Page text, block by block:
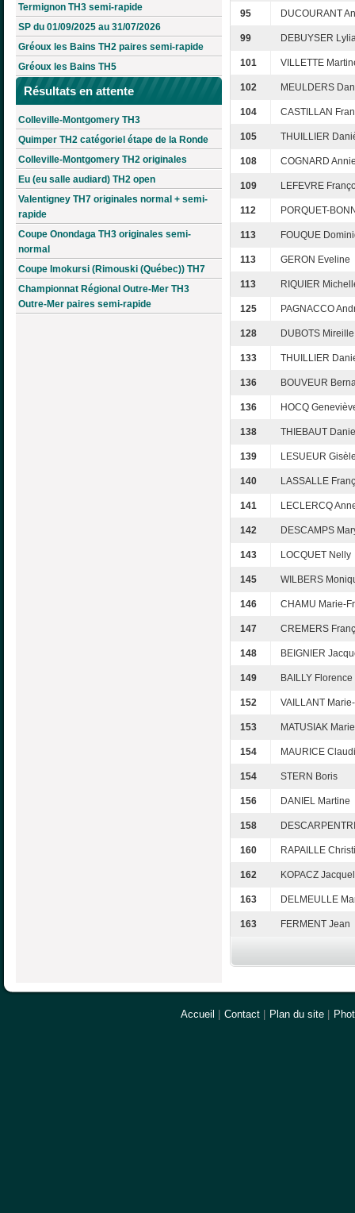
Termignon TH3 semi-rapide
SP du 01/09/2025 au 31/07/2026
Gréoux les Bains TH2 paires semi-rapide
Gréoux les Bains TH5
Résultats en attente
Colleville-Montgomery TH3
Quimper TH2 catégoriel étape de la Ronde
Colleville-Montgomery TH2 originales
Eu (eu salle audiard) TH2 open
Valentigney TH7 originales normal + semi-
rapide
Coupe Onondaga TH3 originales semi-
normal
Coupe Imokursi (Rimouski (Québec)) TH7
Championnat Régional Outre-Mer TH3
Outre-Mer paires semi-rapide
95 DUCOURANT
99 DEBUYSER
101 VILLETTE
102 MEULDERS
104 CASTILLAN
105 THUILLIER
108 COGNARD
109 LEFEVRE
112 PORQUET-
113 FOUQUE
113 GERON Eveline
113 RIQUIER
125 PAGNACCO
128 DUBOTS Mireille
133 THUILLIER
136 BOUVEUR
136 HOCQ
138 THIEBAUT
139 LESUEUR
140 LASSALLE
141 LECLERCQ
142 DESCAMPS
143 LOCQUET Nelly
145 WILBERS
146 CHAMU Marie-
147 CREMERS
148 BEIGNIER
149 BAILLY Florence
152 VAILLANT
153 MATUSIAK
154 MAURICE
154 STERN Boris
156 DANIEL Martine
158
160 RAPAILLE
162 KOPACZ
163 DELMEULLE
163 FERMENT Jean
Accueil Contact Plan du site